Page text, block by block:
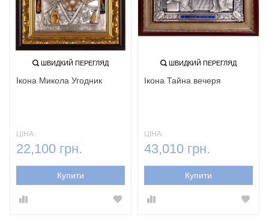
ШВИДКИЙ ПЕРЕГЛЯД
Ікона Микола Угодник
ЦІНА:
22,100 грн.
Купити
ШВИДКИЙ ПЕРЕГЛЯД
Ікона Тайна вечеря
ЦІНА:
43,010 грн.
Купити